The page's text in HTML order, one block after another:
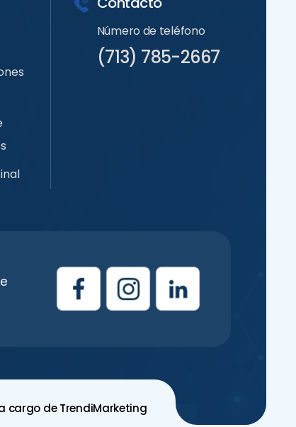
Número de teléfono
(713) 785-2667
cargo deTrendiMarketing